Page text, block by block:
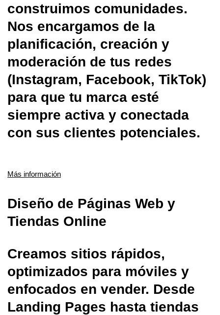
construimos comunidades.
Nos encargamos de la
planificación, creación y
moderación de tus redes
(Instagram, Facebook, TikTok)
para que tu marca esté
siempre activa y conectada
con sus clientes potenciales.
Más información
Diseño de Páginas Web y
Tiendas Online
Creamos sitios rápidos,
optimizados para móviles y
enfocados en vender. Desde
Landing Pages hasta tiendas